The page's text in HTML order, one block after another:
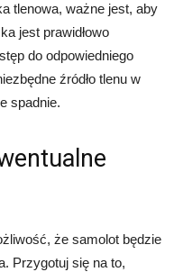
tlenowa, ważne jest, aby
jest prawidłowo
do odpowiedniego
źródło tlenu w
spadnie.
że samolot będzie
Przygotuj się na to,